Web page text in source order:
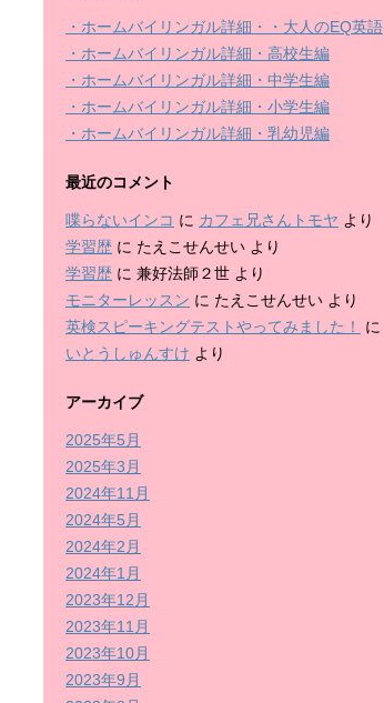
・ホームバイリンガル詳細・・大人のEQ英語
・ホームバイリンガル詳細・高校生編
・ホームバイリンガル詳細・中学生編
・ホームバイリンガル詳細・小学生編
・ホームバイリンガル詳細・乳幼児編
最近のコメント
喋らないインコ に カフェ兄さんトモヤ より
学習歴 に たえこせんせい より
学習歴 に 兼好法師２世 より
モニターレッスン に たえこせんせい より
英検スピーキングテストやってみました！
に
いとうしゅんすけ より
アーカイブ
2025年5月
2025年3月
2024年11月
2024年5月
2024年2月
2024年1月
2023年12月
2023年11月
2023年10月
2023年9月